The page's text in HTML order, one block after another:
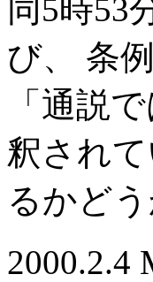
同5時53
び、 条
「通説
釈され
るかどう
2000.2.4